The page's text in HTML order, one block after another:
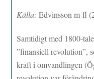
Källa:Edvinsson m fl
Samtidigt med 1800-
”finansiell revolution”,
kraft i omvandlingen